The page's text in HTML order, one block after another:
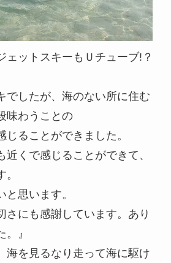
ェットスキーもＵチューブ!？
でしたが、海のない所に住む
味わうことの
じることができました。
近くで感じることができて、
と思います。
さにも感謝しています。あり
』
海を見るなり走って海に駆け